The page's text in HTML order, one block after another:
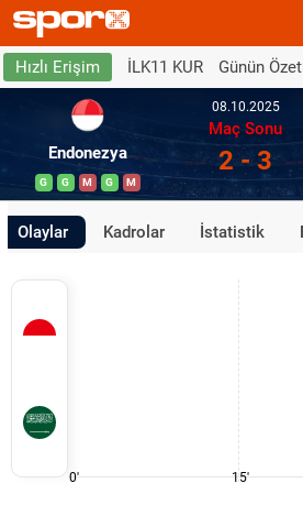
Hızlı Erişim İLK11 KUR Günün
Endonezya
G G M G M
08.10.2025
Maç Sonu
2 - 3
Olaylar Kadrolar İstatistik
0' 15'